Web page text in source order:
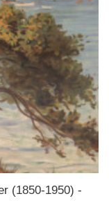
(1850-1950) -